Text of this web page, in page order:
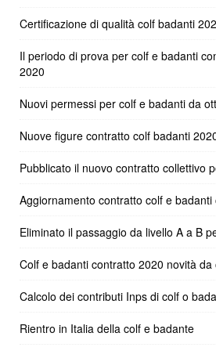
Certificazione di qualità colf badanti
Il periodo di prova per colf e badanti
2020
Nuovi permessi per colf e badanti da
Nuove figure contratto colf badanti
Pubblicato il nuovo contratto collettivo
Aggiornamento contratto colf e badanti
Eliminato il passaggio da livello A a B
Colf e badanti contratto 2020 novità da
Calcolo dei contributi Inps di colf o
Rientro in Italia della colf e badante